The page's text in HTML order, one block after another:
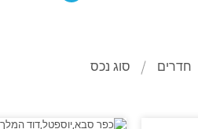
חדרים סוג נכס